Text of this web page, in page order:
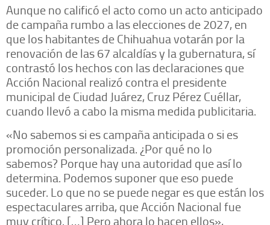
Aunque no calificó el acto como un acto anticipado
de campaña rumbo a las elecciones de 2027, en
que los habitantes de Chihuahua votarán por la
renovación de las 67 alcaldías y la gubernatura, sí
contrastó los hechos con las declaraciones que
Acción Nacional realizó contra el presidente
municipal de Ciudad Juárez, Cruz Pérez Cuéllar,
cuando llevó a cabo la misma medida publicitaria.
«No sabemos si es campaña anticipada o si es
promoción personalizada. ¿Por qué no lo
sabemos? Porque hay una autoridad que así lo
determina. Podemos suponer que eso puede
suceder. Lo que no se puede negar es que están los
espectaculares arriba, que Acción Nacional fue
muy crítico. […] Pero ahora lo hacen ellos»,